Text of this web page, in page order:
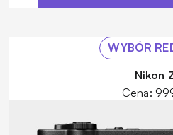
WYBÓR
Nikon
Cena: